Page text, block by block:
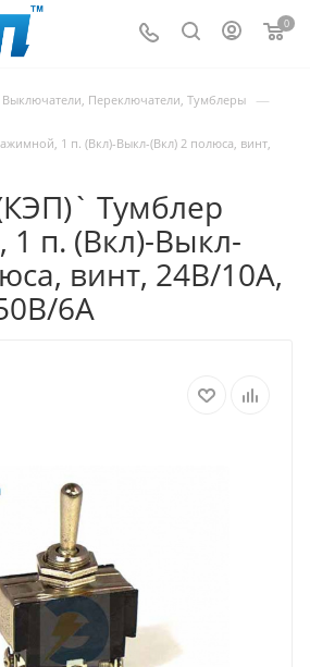
0
Выключатели, Переключатели, Тумблеры —
1 п. (Вкл)-Выкл-(Вкл) 2 полюса, винт,
Тумблер
п. (Вкл)-Выкл-
винт, 24В/10А,
6А